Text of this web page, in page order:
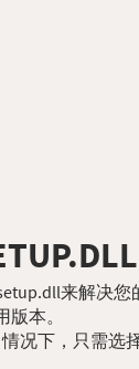
来解决
本。
况下，只需选